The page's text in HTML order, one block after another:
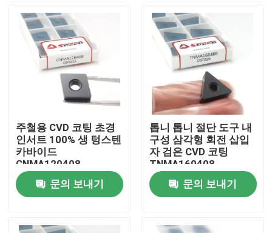
홈
제품 소개
회사 소개
공장 투어
주철용 CVD 코팅 초경
인서트 100% 생 텅스텐
카바이드
CNMA120408
CNMA120412
문의 보내기
톱니 톱니 절단 도구 내
구성 삼각형 회전 삽입
자 검은 CVD 코팅
TNMA160408
문의 보내기